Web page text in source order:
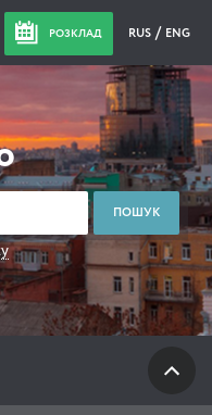
РОЗКЛАД RUS ENG